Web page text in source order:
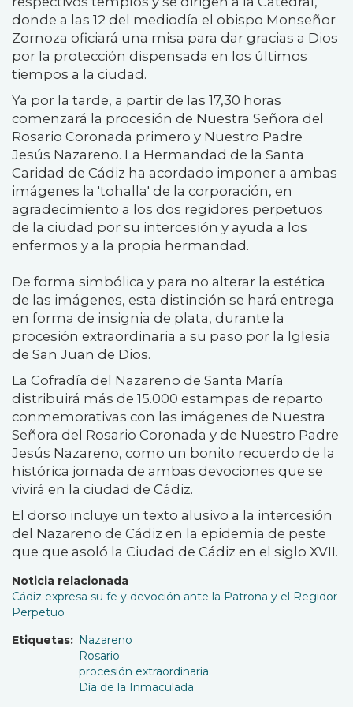
donde a las 12 del mediodía el obispo Monseñor
Zornoza oficiará una misa para dar gracias a Dios
por la protección dispensada en los últimos
tiempos a la ciudad.
Ya por la tarde, a partir de las 17,30 horas
comenzará la procesión de Nuestra Señora del
Rosario Coronada primero y Nuestro Padre
Jesús Nazareno. La Hermandad de la Santa
Caridad de Cádiz ha acordado imponer a ambas
imágenes la 'tohalla' de la corporación, en
agradecimiento a los dos regidores perpetuos
de la ciudad por su intercesión y ayuda a los
enfermos y a la propia hermandad.
De forma simbólica y para no alterar la estética
de las imágenes, esta distinción se hará entrega
en forma de insignia de plata, durante la
procesión extraordinaria a su paso por la Iglesia
de San Juan de Dios.
La Cofradía del Nazareno de Santa María
distribuirá más de 15.000 estampas de reparto
conmemorativas con las imágenes de Nuestra
Señora del Rosario Coronada y de Nuestro Padre
Jesús Nazareno, como un bonito recuerdo de la
histórica jornada de ambas devociones que se
vivirá en la ciudad de Cádiz.
El dorso incluye un texto alusivo a la intercesión
del Nazareno de Cádiz en la epidemia de peste
que que asoló la Ciudad de Cádiz en el siglo XVII.
Noticia relacionada
Cádiz expresa su fe y devoción ante la Patrona y el Regidor
Perpetuo
Etiquetas
Nazareno
Rosario
procesión extraordinaria
Día de la Inmaculada